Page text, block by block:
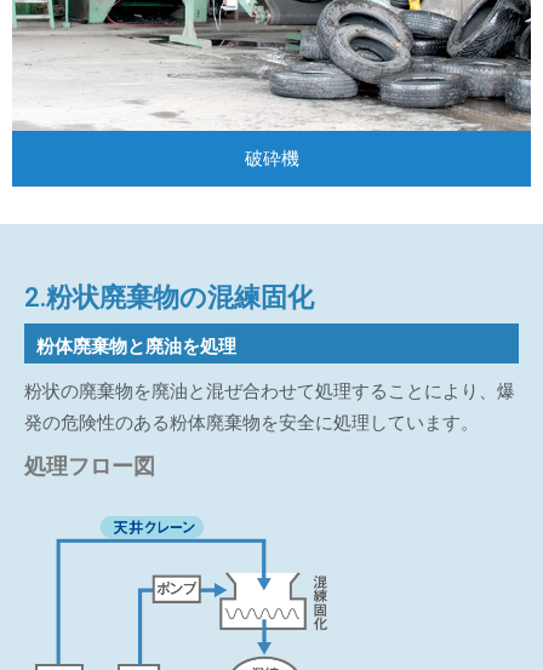
破砕機
2.粉状廃棄物の混練固化
粉体廃棄物と廃油を処理
粉状の廃棄物を廃油と混ぜ合わせて処理することにより、爆
発の危険性のある粉体廃棄物を安全に処理しています。
処理フロー図